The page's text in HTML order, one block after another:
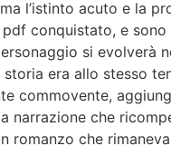
l’istinto acuto e la
pdf conquistato, e
si evolverà
era allo stesso
commovente,
narrazione che
romanzo che